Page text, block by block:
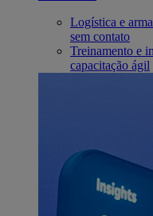
Logística e
sem contato
Treinamento e
capacitação ágil